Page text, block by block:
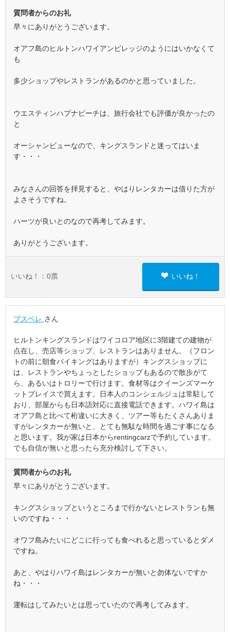
質問者からのお礼
早々にありがとうございます。
オアフ島のヒルトンハワイアンビレッジのようにはいかなくて
も
多少ショップやレストランがあるのかと思っていました。
ウエスティンハプナビーチは、旅行会社でも評価が良かったの
と
オーシャンビューなので、キングスランドと迷ってはいま
す・・・
みなさんの回答を拝見すると、やはりレンタカーは借りた方が
よさそうですね。
ハーツが良いとのなので再考してみます。
ありがとうございます。
いいね！： 0票 いいね！
ブスペレ さん
ヒルトンキングスランドはワイコロア地区に3階建ての建物が
点在し、売店等ショップ、レストランはありません。（フロン
トの前に朝食バイキングはありますが）キングスショップに
は、レストランやちょっとしたショップもあるので散歩がて
ら、あるいはトロリーで行けます。食材等はクイーンズマーケ
ットプレイスで買えます。日本人のコンシェルジュは常駐して
おり、部屋からも日本語対応に直接電話できます。ハワイ島は
オアフ島と比べて桁違いに大きく、ツアー等もたくさんありま
すがレンタカーが無いと、とても無駄な時間を過ごす事になる
と思います。我が家は日本からrentingcarzで予約しています。
でも自信が無いと思ったら充分検討して下さい。
質問者からのお礼
早々にありがとうございます。
キングスショップというところまで行かないとレストランも無
いのですね・・・
オワフ島みたいにどこに行っても食べれると思っているとダメ
ですね。
あと、やはりハワイ島はレンタカーが無いと勿体ないですか
ね・・・
運転はしてみたいとは思っていたので再考してみます。